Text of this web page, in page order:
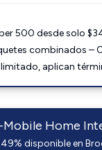
500 desde solo
combinados –
limitado, aplican
Mobile Home
disponible en